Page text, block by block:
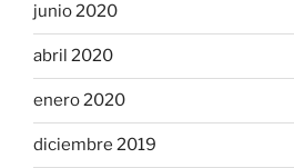
junio 2020
abril 2020
enero 2020
diciembre 2019